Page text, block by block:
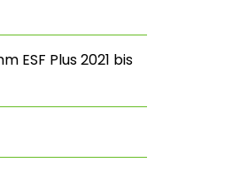
ESF Plus 2021 bis